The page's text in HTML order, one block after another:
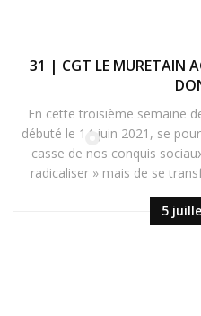
5
31 | CGT LE MURETAIN
En cette troisième semaine
débuté le 14 juin 2021, se
casse de nos conquis
radicaliser » mais de se